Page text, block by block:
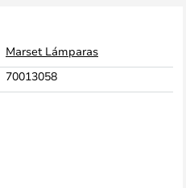
Marset Lámparas
70013058